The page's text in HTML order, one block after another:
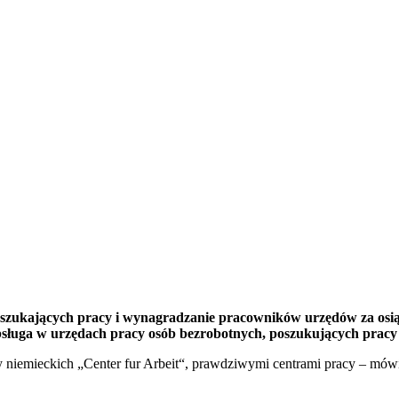
pracy i wynagradzanie pracowników urzędów za
w urzędach pracy osób bezrobotnych, poszukujących
„Center fur Arbeit“, prawdziwymi centrami pracy –